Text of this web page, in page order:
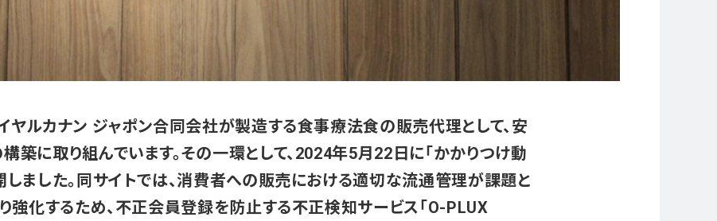
ヤルカナン ジャポン合同会社が製造する食事療法食の販売代理として、安
築に取り組んでいます。その一環として、2024年5月22日に「かかりつけ動
しました。同サイトでは、消費者への販売における適切な流通管理が課題と
強化するため、不正会員登録を防止する不正検知サービス「O-PLUX